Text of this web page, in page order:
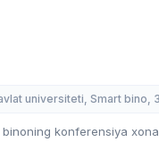
universiteti, Smart
konferensiya